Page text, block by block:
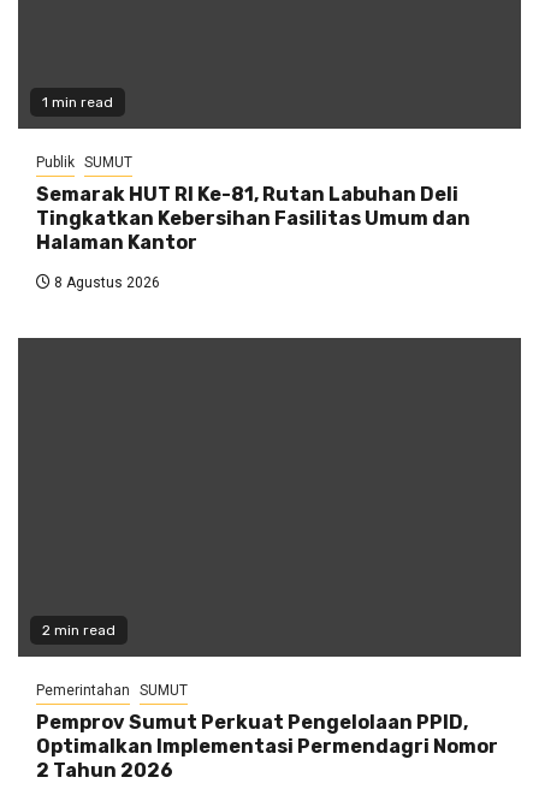
1 min read
Publik SUMUT
Semarak HUT RI Ke-81, Rutan Labuhan Deli
Tingkatkan Kebersihan Fasilitas Umum dan
Halaman Kantor
8 Agustus 2026
2 min read
Pemerintahan SUMUT
Pemprov Sumut Perkuat Pengelolaan PPID,
Optimalkan Implementasi Permendagri Nomor
2 Tahun 2026